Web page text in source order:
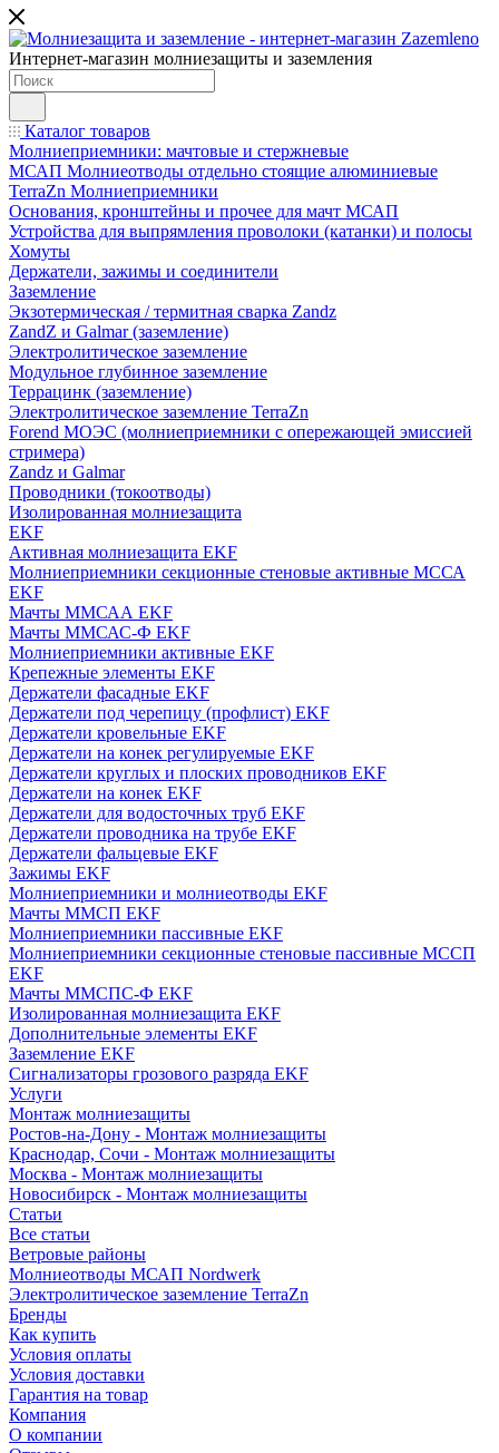
Интернет-магазин молниезащиты и заземления
Каталог товаров
Молниеприемники: мачтовые и стержневые
МСАП Молниеотводы отдельно стоящие алюминиевые
TerraZn Молниеприемники
Основания, кронштейны и прочее для мачт МСАП
Устройства для выпрямления проволоки (катанки) и полосы
Хомуты
Держатели, зажимы и соединители
Заземление
Экзотермическая / термитная сварка Zandz
ZandZ и Galmar (заземление)
Электролитическое заземление
Модульное глубинное заземление
Террацинк (заземление)
Электролитическое заземление TerraZn
Forend МОЭС (молниеприемники с опережающей эмиссией
стримера)
Zandz и Galmar
Проводники (токоотводы)
Изолированная молниезащита
EKF
Активная молниезащита EKF
Молниеприемники секционные стеновые активные МССА
EKF
Мачты ММСАА EKF
Мачты ММСАС-Ф EKF
Молниеприемники активные EKF
Крепежные элементы EKF
Держатели фасадные EKF
Держатели под черепицу (профлист) EKF
Держатели кровельные EKF
Держатели на конек регулируемые EKF
Держатели круглых и плоских проводников EKF
Держатели на конек EKF
Держатели для водосточных труб EKF
Держатели проводника на трубе EKF
Держатели фальцевые EKF
Зажимы EKF
Молниеприемники и молниеотводы EKF
Мачты ММСП EKF
Молниеприемники пассивные EKF
Молниеприемники секционные стеновые пассивные МССП
EKF
Мачты ММСПС-Ф EKF
Изолированная молниезащита EKF
Дополнительные элементы EKF
Заземление EKF
Сигнализаторы грозового разряда EKF
Услуги
Монтаж молниезащиты
Ростов-на-Дону - Монтаж молниезащиты
Краснодар, Сочи - Монтаж молниезащиты
Москва - Монтаж молниезащиты
Новосибирск - Монтаж молниезащиты
Статьи
Все статьи
Ветровые районы
Молниеотводы МСАП Nordwerk
Электролитическое заземление TerraZn
Бренды
Как купить
Условия оплаты
Условия доставки
Гарантия на товар
Компания
О компании